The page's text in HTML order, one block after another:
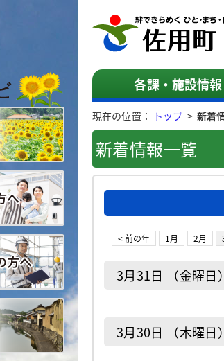
総合トップ
町民の方へ
事業者の方へ
各課・施設情報
現在の位置： トップ >新着
新着情報一覧
< 前の年 1月 2月
3月31日 （金曜日）
3月30日 （木曜日）